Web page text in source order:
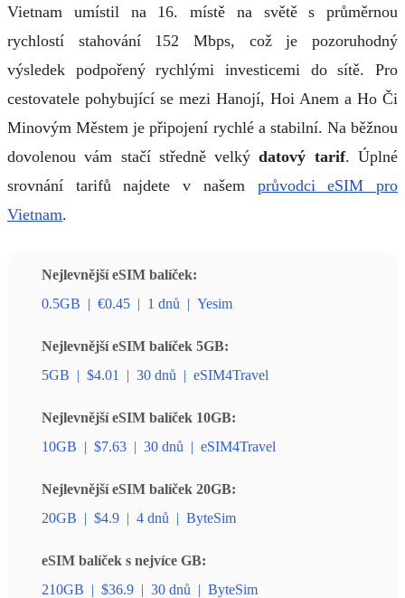
Vietnam umístil na 16. místě na světě s průměrnou
rychlostí stahování 152 Mbps, což je pozoruhodný
výsledek podpořený rychlými investicemi do sítě. Pro
cestovatele pohybující se mezi Hanojí, Hoi Anem a Ho Či
Minovým Městem je připojení rychlé a stabilní. Na běžnou
dovolenou vám stačí středně velkýdatový tarif. Úplné
srovnání tarifů najdete v našem průvodci eSIM pro
Vietnam.
Nejlevnější eSIM balíček:
0.5GB | €0.45 | 1 dnů | Yesim
Nejlevnější eSIM balíček 5GB:
5GB | $4.01 | 30 dnů | eSIM4Travel
Nejlevnější eSIM balíček 10GB:
10GB | $7.63 | 30 dnů | eSIM4Travel
Nejlevnější eSIM balíček 20GB:
20GB | $4.9 | 4 dnů | ByteSim
eSIM balíček s nejvíce GB:
210GB | $36.9 | 30 dnů | ByteSim